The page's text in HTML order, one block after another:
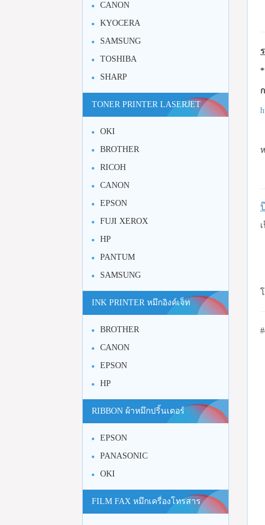
CANON
KYOCERA
SAMSUNG
TOSHIBA
SHARP
TONER PRINTER LASERJET
OKI
BROTHER
RICOH
CANON
EPSON
FUJI XEROX
HP
PANTUM
SAMSUNG
INK PRINTER หมึกอิงค์เจ็ท
BROTHER
CANON
EPSON
HP
RIBBON ผ้าหมึกปริ้นเตอร์
EPSON
PANASONIC
OKI
FILM FAX หมึกเครื่องโทรสาร